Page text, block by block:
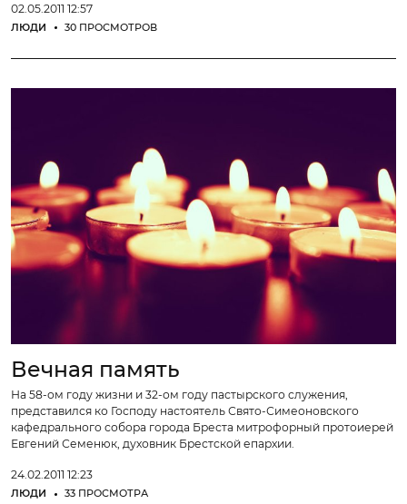
02.05.2011 12:57
ЛЮДИ 30 ПРОСМОТРОВ
Вечная память
На 58-ом году жизни и 32-ом году пастырского служения,
представился ко Господу настоятель Свято-Симеоновского
кафедрального собора города Бреста митрофорный протоиерей
Евгений Семенюк, духовник Брестской епархии.
24.02.2011 12:23
ЛЮДИ 33 ПРОСМОТРА